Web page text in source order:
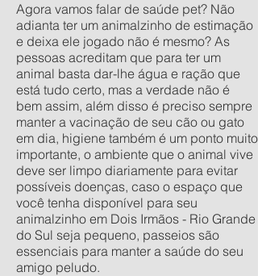
Agora vamos falar de saúde pet? Não
adianta ter um animalzinho de estimação
e deixa ele jogado não é mesmo? As
pessoas acreditam que para ter um
animal basta dar-lhe água e ração que
está tudo certo, mas a verdade não é
bem assim, além disso é preciso sempre
manter a vacinação de seu cão ou gato
em dia, higiene também é um ponto muito
importante, o ambiente que o animal vive
deve ser limpo diariamente para evitar
possíveis doenças, caso o espaço que
você tenha disponível para seu
animalzinho em Dois Irmãos - Rio Grande
do Sul seja pequeno, passeios são
essenciais para manter a saúde do seu
amigo peludo.